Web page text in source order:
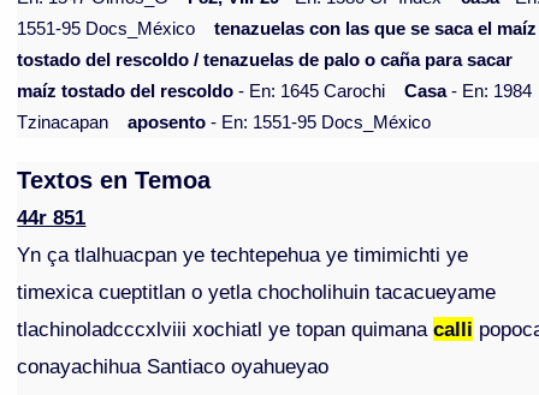
1551-95 Docs_México
tenazuelas con las que se saca el maíz
tostado del rescoldo / tenazuelas de palo o caña para sacar
maíz tostado del rescoldo - En: 1645 Carochi Casa- En: 1984
Tzinacapan
aposento - En: 1551-95 Docs_México
Textos en Temoa
44r 851
Yn ça tlalhuacpan ye techtepehua ye timimichti ye
timexica cueptitlan o yetla chocholihuin tacacueyame
tlachinoladcccxlviii xochiatl ye topan quimanacalli
conayachihua Santiaco oyahueyao